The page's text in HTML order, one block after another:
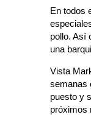
En todos
pollo. Así
una
Vista
semanas
puesto y
próximos